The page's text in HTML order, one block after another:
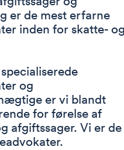
er de mest erfarne
inden for skatte-
og
er vi blandt
for førelse af
afgiftssager. Vi er de